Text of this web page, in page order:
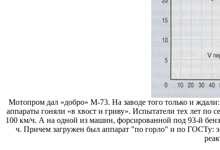
Мотопром дал «добро» М-73. На заводе того только и
аппараты гоняли «в хвост и гриву». Испытатели тех лет по
100 км/ч. А на одной из машин, форсированной под 93-й
ч. Причем загружен был аппарат "по горло" и по ГОСТу: